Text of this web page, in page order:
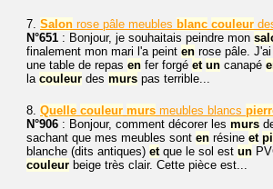
7. Salon rose pâle meubles blanc couleur
N°651 : Bonjour, je souhaitais peindre mon
finalement mon mari l'a peint en rose pâle.
une table de repas en fer forgé et un canapé
la couleur des murs pas terrible...
8. Quelle couleur murs meubles blancs
N°906 : Bonjour, comment décorer les murs
sachant que mes meubles sont en résine et
blanche (dits antiques) etque le sol est un
couleur beige très clair. Cette pièce est...